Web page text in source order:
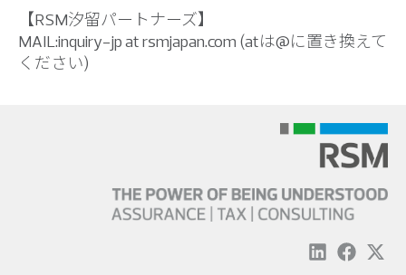
【RSM汐留パートナーズ】
MAIL:inquiry-jp at rsmjapan.com (atは@に置き換えて
ください)